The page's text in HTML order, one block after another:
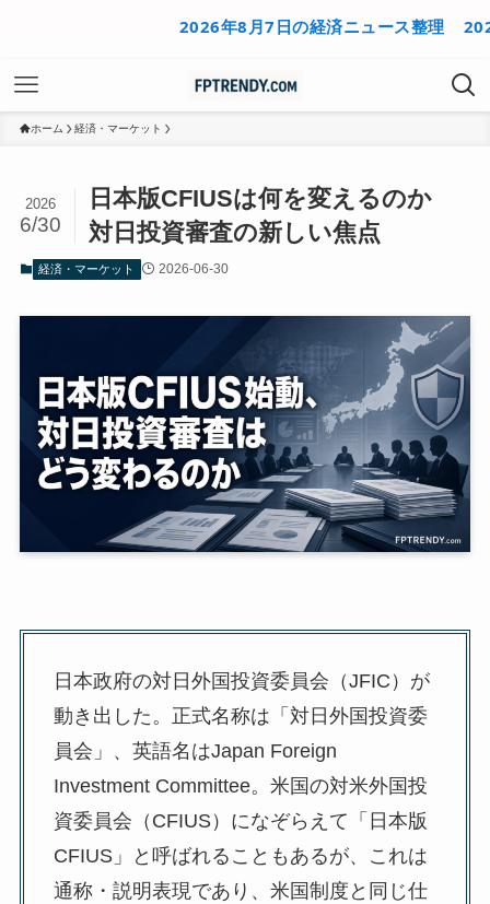
2026年8月7日の経済ニュース整理 2026年8
ホーム 経済・マーケット
日本版CFIUSは何を変えるのか
対日投資審査の新しい焦点
2026
6/30
経済・マーケット 2026-06-30
日本政府の対日外国投資委員会（JFIC）が
動き出した。正式名称は「対日外国投資委
員会」、英語名はJapan Foreign
Investment Committee。米国の対米外国投
資委員会（CFIUS）になぞらえて「日本版
CFIUS」と呼ばれることもあるが、これは
通称・説明表現であり、米国制度と同じ仕